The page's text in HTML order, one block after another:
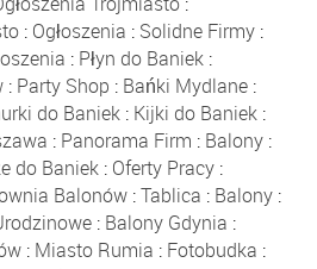
: Ogłoszenia : Solidne Firmy :
: Płyn do Baniek:
: Party Shop : Bańki Mydlane :
do Baniek : Kijki do Baniek :
: Panorama Firm : Balony :
do Baniek: Oferty Pracy:
Balonów:Tablica : Balony:
: Balony Gdynia :
: Miasto Rumia : Fotobudka :